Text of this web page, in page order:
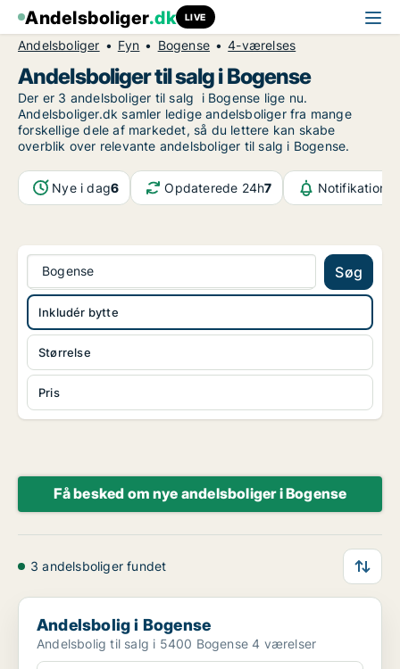
Andelsboliger.dk LIVE
Andelsboliger Fyn Bogense 4-værelses
Andelsboliger til salg i Bogense
Der er 3 andelsboliger til salg i Bogense lige nu.
Andelsboliger.dk samler ledige andelsboliger fra mange
forskellige dele af markedet, så du lettere kan skabe
overblik over relevante andelsboliger til salg i Bogense.
Nye i dag6 Opdaterede 24h7
Bogense Søg
Størrelse
Pris
Inkludér bytte
Få besked om nye andelsboliger i Bogense
3 andelsboliger fundet
Andelsbolig i Bogense
Andelsbolig i Bogense
Andelsbolig til salg i 5400 Bogense 4 værelser